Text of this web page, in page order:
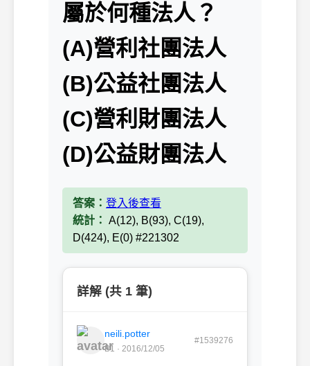
屬於何種法人？
(A)營利社團法人
(B)公益社團法人
(C)營利財團法人
(D)公益財團法人
答案： 登入後查看
統計： A(12), B(93), C(19),
D(424), E(0) #221302
詳解 (共 1 筆)
neili.potter
B1 · 2016/12/05
#1539276